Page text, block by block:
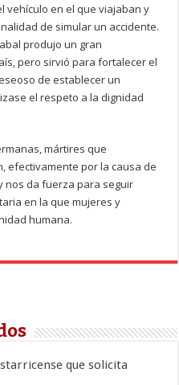
vehículo en el que viajaban y
de simular un accidente.
produjo un gran
pero sirvió para fortalecer el
de establecer un
el respeto a la dignidad
mártires que
efectivamente por la causa de
nos da fuerza para seguir
en la que mujeres y
humana.
que solicita